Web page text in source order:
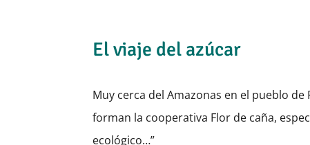
El viaje del azúcar
Muy cerca del Amazonas en el pueblo
forman la cooperativa Flor de caña,
ecológico…”